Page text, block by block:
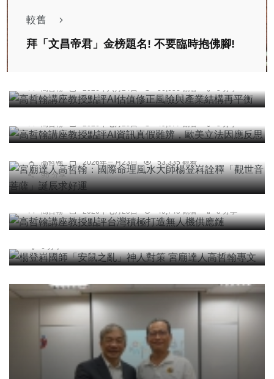
較舊
拜「文昌帝君」金榜題名! 不要臨時抱佛腳!
專欄
高哲翰 2026年六月24日 50,053 觀看 5 分享
高哲翰講座教授點評AI資訊真假難辨，歐美立法因
應反思
高哲翰 2026年七月28日 49,677 觀看 3 分享
宮廟達人高哲翰：國際命理風水大師楊登嵙詮釋
高哲翰 2026年三月23日
53,335 觀看
98 分享
專欄
高哲翰講座教授點評台灣積極打造無人機供應鏈
高哲翰 2026年七月25日 49,745 觀看 3 分享
專欄
專文